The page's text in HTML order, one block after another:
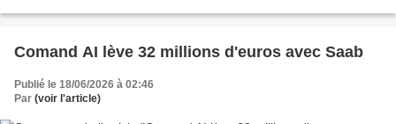
Comand AI lève 32 millions d'euros avec Saab
Publié le 18/06/2026 à 02:46
Par (voir l'article)